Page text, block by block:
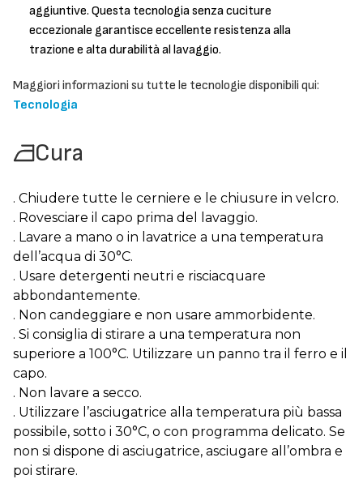
aggiuntive. Questa tecnologia senza cuciture
eccezionale garantisce eccellente resistenza alla
trazione e alta durabilità al lavaggio.
Maggiori informazioni su tutte le tecnologie disponibili qui:
Tecnologia
Cura
. Chiudere tutte le cerniere e le chiusure in velcro.
. Rovesciare il capo prima del lavaggio.
. Lavare a mano o in lavatrice a una temperatura
dell’acqua di 30°C.
. Usare detergenti neutri e risciacquare
abbondantemente.
. Non candeggiare e non usare ammorbidente.
. Si consiglia di stirare a una temperatura non
superiore a 100°C. Utilizzare un panno tra il ferro e il
capo.
. Non lavare a secco.
. Utilizzare l’asciugatrice alla temperatura più bassa
possibile, sotto i 30°C, o con programma delicato. Se
non si dispone di asciugatrice, asciugare all’ombra e
poi stirare.